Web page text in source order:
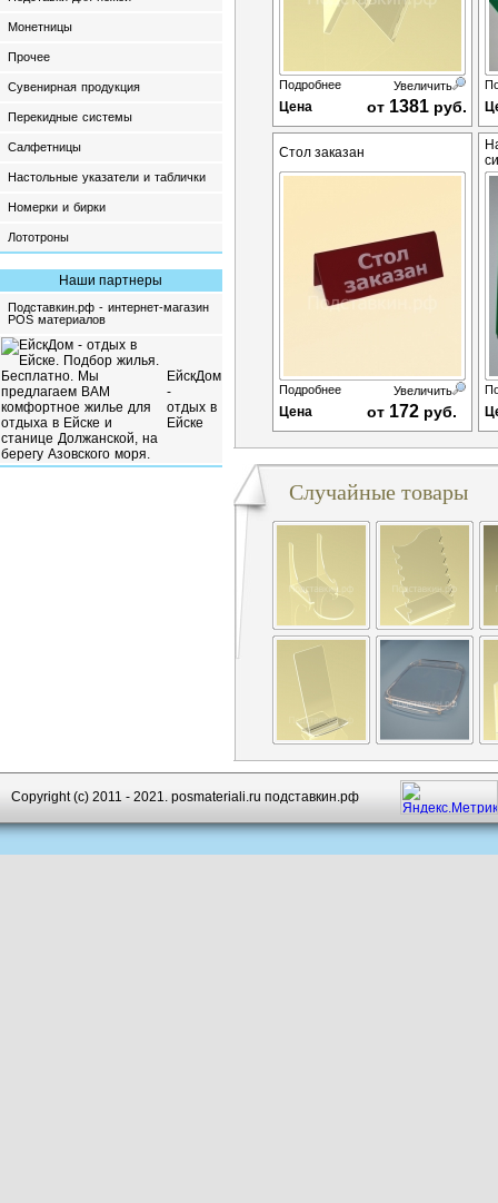
Монетницы
Прочее
Сувенирная продукция
Перекидные системы
Салфетницы
Настольные указатели и таблички
Номерки и бирки
Лототроны
Наши партнеры
Подставкин.рф - интернет-магазин
POS материалов
ЕйскДом
-
отдых в
Ейске
Подробнее Увеличить
Цена от 1381 руб.
Стол заказан
Подробнее Увеличить
Цена от 172 руб.
Случайные товары
Copyright (c) 2011 - 2021. posmateriali.ru подставкин.рф